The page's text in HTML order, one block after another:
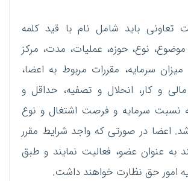
تعاونی باید شامل نام با قید کلمه
نوع، حوزه، عملیات، مدت، مرکز
سرمایه، مقررات مربوط به اعضا،
مالی و کار، انحلال و تصفیه، حداقل و
نسبت سرمایه و فرصت اشتغال و نوع
اعضا در صورتی که واجد شرایط مقرر
به عنوان عضو، فعالیت نمایند و طبق
امور حق نظارت خواهند داشت.